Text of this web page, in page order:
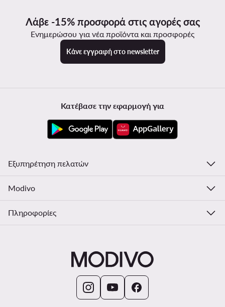
Λάβε -15% προσφορά στις αγορές σας
Ενημερώσου για νέα προϊόντα και προσφορές
Κάνε εγγραφή στο newsletter
Κατέβασε την εφαρμογή για
Εξυπηρέτηση πελατών
Modivo
Πληροφορίες